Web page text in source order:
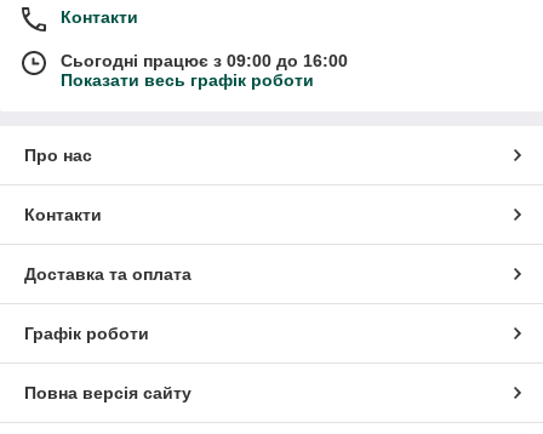
Контакти
Сьогодні працює з 09:00 до 16:00
Показати весь графік роботи
Про нас
Контакти
Доставка та оплата
Графік роботи
Повна версія сайту